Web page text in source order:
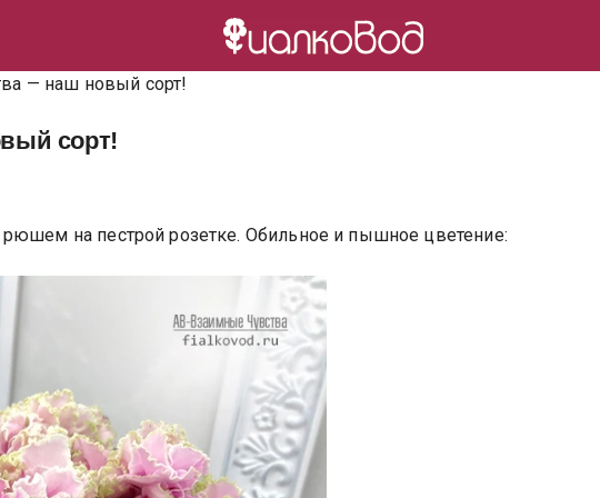
— наш новый сорт!
сорт!
на пестрой розетке. Обильное и пышное цветение: